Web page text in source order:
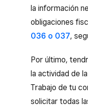
la información
obligaciones
036 o 037,
Por último,
la actividad de
Trabajo de tu
solicitar todas